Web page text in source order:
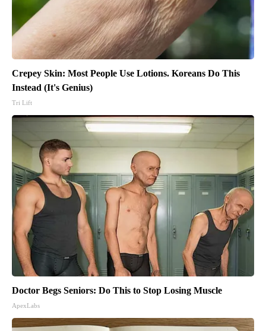
Crepey Skin: Most People Use Lotions. Koreans Do This
Instead (It's Genius)
Tri Lift
Doctor Begs Seniors: Do This to Stop Losing Muscle
ApexLabs